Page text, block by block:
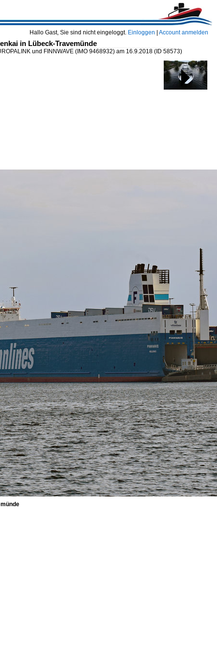
Hallo Gast, Sie sind nicht eingeloggt. Einloggen Account anmelden
in Lübeck-Travemünde
und FINNWAVE (IMO 9468932) am 16.9.2018 (ID 58573)